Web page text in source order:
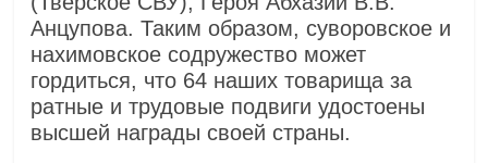
Анцупова. Таким образом, суворовское и
нахимовское содружество может
гордиться, что 64 наших товарища за
ратные и трудовые подвиги удостоены
высшей награды своей страны.